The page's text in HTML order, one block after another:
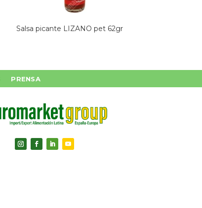
Salsa picante LIZANO pet 62gr
PRENSA